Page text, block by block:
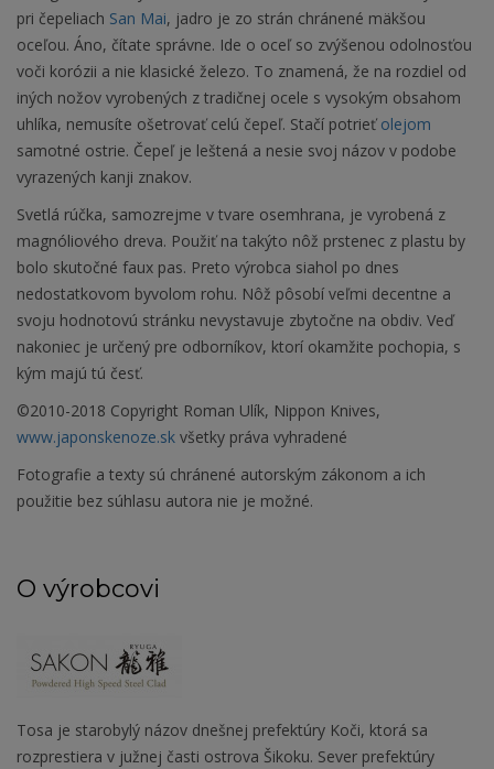
pri čepeliach San Mai, jadro je zo strán chránené mäkšou
oceľou. Áno, čítate správne. Ide o oceľ so zvýšenou odolnosťou
voči korózii a nie klasické železo. To znamená, že na rozdiel od
iných nožov vyrobených z tradičnej ocele s vysokým obsahom
uhlíka, nemusíte ošetrovať celú čepeľ. Stačí potrieť olejom
samotné ostrie. Čepeľ je leštená a nesie svoj názov v podobe
vyrazených kanji znakov.
Svetlá rúčka, samozrejme v tvare osemhrana, je vyrobená z
magnóliového dreva. Použiť na takýto nôž prstenec z plastu by
bolo skutočné faux pas. Preto výrobca siahol po dnes
nedostatkovom byvolom rohu. Nôž pôsobí veľmi decentne a
svoju hodnotovú stránku nevystavuje zbytočne na obdiv. Veď
nakoniec je určený pre odborníkov, ktorí okamžite pochopia, s
kým majú tú česť.
©2010-2018 Copyright Roman Ulík, Nippon Knives,
www.japonskenoze.sk všetky práva vyhradené
Fotografie a texty sú chránené autorským zákonom a ich
použitie bez súhlasu autora nie je možné.
O výrobcovi
Tosa je starobylý názov dnešnej prefektúry Koči, ktorá sa
rozprestiera v južnej časti ostrova Šikoku. Sever prefektúry